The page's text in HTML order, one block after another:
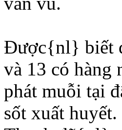
Ðược{nl} biết
và 13 có
phát muỗi tại
sốt xuất